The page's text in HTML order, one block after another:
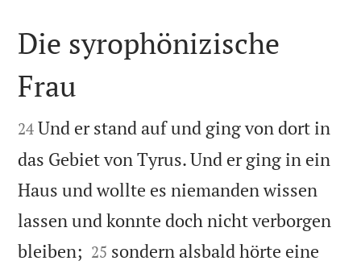

Die syrophönizische
Frau

24 Und er stand auf und ging von dort in
das Gebiet von Tyrus. Und er ging in ein
Haus und wollte es niemanden wissen
lassen und konnte doch nicht verborgen
bleiben; 

25 sondern alsbald hörte eine